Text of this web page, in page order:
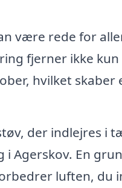
være rede for
fjerner ikke kun
hvilket skaber
der indlejres i
Agerskov. En
luften, du